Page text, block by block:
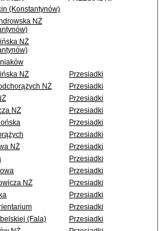
(Konstantynów)
NŻ
NŻ
NŻ
Przesiadki
NŻ
Przesiadki
Przesiadki
NŻ
Przesiadki
Przesiadki
Przesiadki
NŻ
Przesiadki
Przesiadki
Przesiadki
NŻ
Przesiadki
Przesiadki
Przesiadki
(Fala)
Przesiadki